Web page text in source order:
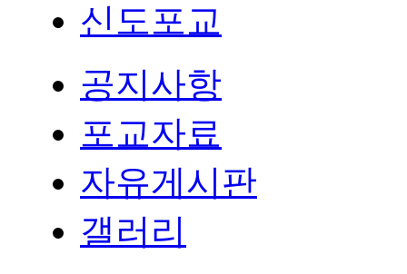
신도포교
공지사항
포교자료
자유게시판
갤러리